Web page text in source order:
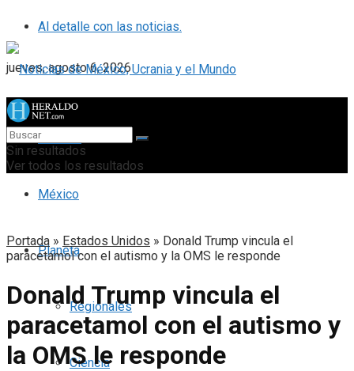
Al detalle con las noticias.
jueves, agosto 6, 2026
Portada
México
Planeta
Regionales
Ciencia
Sin resultados
Ver todos los resultados
Portada » Estados Unidos » Donald Trump vincula el
paracetamol con el autismo y la OMS le responde
Donald Trump vincula el
paracetamol con el autismo y
la OMS le responde